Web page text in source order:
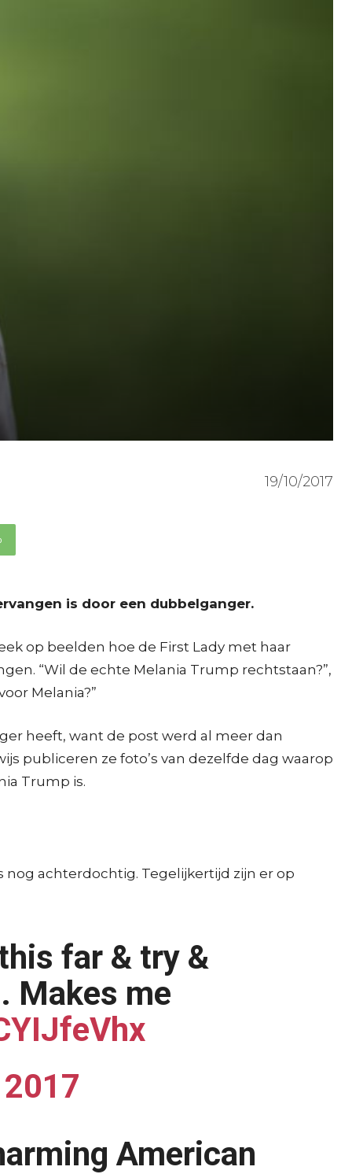
19/10/2017
is door een dubbelganger.
op beelden hoe de First Lady met haar
“Wil de echte Melania Trump rechtstaan?”,
Melania?”
heeft, want de post werd al meer dan
publiceren ze foto’s van dezelfde dag waarop
Trump is.
achterdochtig. Tegelijkertijd zijn er op
far & try &
Makes me
American